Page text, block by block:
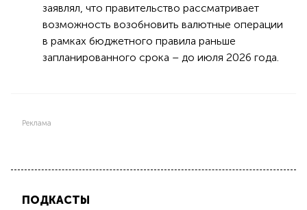
заявлял, что правительство рассматривает
возможность возобновить валютные операции
в рамках бюджетного правила раньше
запланированного срока – до июля 2026 года.
Реклама
ПОДКАСТЫ